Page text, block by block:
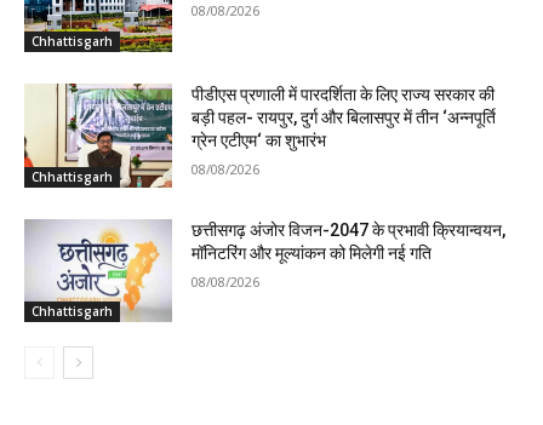
Chhattisgarh
08/08/2026
Chhattisgarh
पीडीएस प्रणाली में पारदर्शिता के लिए राज्य सरकार की
बड़ी पहल- रायपुर, दुर्ग और बिलासपुर में तीन ‘अन्नपूर्ति
ग्रेन एटीएम‘ का शुभारंभ
08/08/2026
Chhattisgarh
छत्तीसगढ़ अंजोर विजन-2047 के प्रभावी क्रियान्वयन,
मॉनिटरिंग और मूल्यांकन को मिलेगी नई गति
08/08/2026